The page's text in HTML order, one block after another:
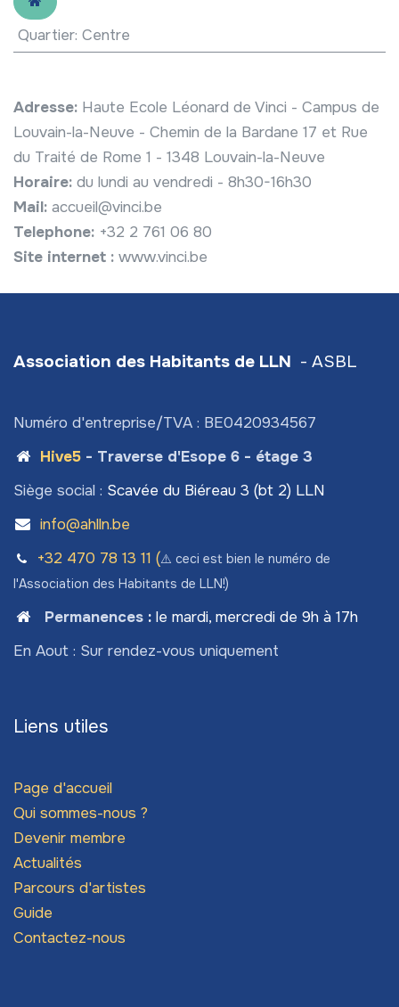
Quartier: Centre
Adresse: Haute Ecole Léonard de Vinci - Campus de
Louvain-la-Neuve - Chemin de la Bardane 17 et Rue
du Traité de Rome 1 - 1348 Louvain-la-Neuve
Horaire: du lundi au vendredi - 8h30-16h30
Mail: accueil@vinci.be
Telephone: +32 2 761 06 80
Site internet : www.vinci.be
Association des Habitants de LLN - ASBL
Numéro d'entreprise/TVA : BE0420934567
Hive5- Traverse d'Esope 6 - étage 3
Siège social : Scavée du Biéreau 3 (bt 2) LLN
info@ahlln.be
+32 470 78​ 13 11 (⚠️ ceci est bien le numéro de
l'Association des Habitants de LLN!)
Permanences: le mardi, mercredi de 9h à 17h
En Aout : Sur rendez-vous uniquement
Liens utiles
Page d'accueil
Qui sommes-nous ?
Devenir membre
Actualités
Parcours d'artistes
Guide
Contactez-nous